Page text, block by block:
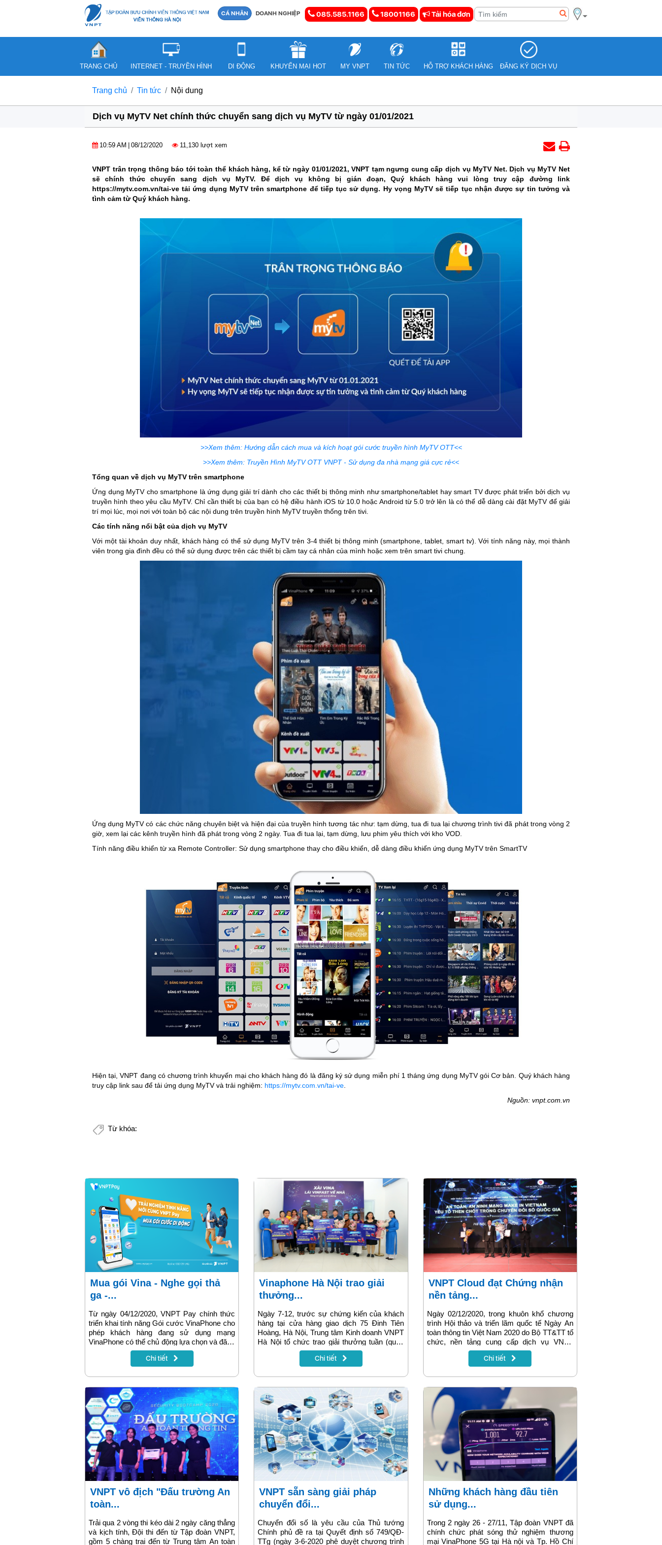
CÁ NHÂN DOANH NGHIỆP 085.585.1166 18001166 Tải hóa đơn
TRANG CHỦ INTERNET - TRUYỀN HÌNH DI ĐỘNG KHUYẾN MẠI HOT MY VNPT TIN TỨC HỖ TRỢ KHÁCH HÀNG ĐĂNG KÝ DỊCH VỤ
Trang chủ Tin tức Nội dung
Dịch vụ MyTV Net chính thức chuyển sang dịch vụ MyTV từ ngày 01/01/2021
10:59 AM 08/12/2020 11,130 lượt xem
VNPT trân trọng thông báo tới toàn thể khách hàng, kể từ ngày 01/01/2021, VNPT tạm ngưng cung cấp dịch vụ MyTV Net. Dịch vụ MyTV Net
sẽ chính thức chuyển sang dịch vụ MyTV. Để dịch vụ không bị gián đoạn, Quý khách hàng vui lòng truy cập đường link
https://mytv.com.vn/tai-ve tải ứng dụng MyTV trên smartphone để tiếp tục sử dụng. Hy vọng MyTV sẽ tiếp tục nhận được sự tin tưởng và
tình cảm từ Quý khách hàng.
>>Xem thêm: Hướng dẫn cách mua và kích hoạt gói cước truyền hình MyTV OTT<<
>>Xem thêm: Truyền Hình MyTV OTT VNPT - Sử dụng đa nhà mạng giá cực rẻ<<
Tổng quan về dịch vụ MyTV trên smartphone
Ứng dụng MyTV cho smartphone là ứng dụng giải trí dành cho các thiết bị thông minh như smartphone/tablet hay smart TV được phát triển bởi dịch vụ
truyền hình theo yêu cầu MyTV. Chỉ cần thiết bị của bạn có hệ điều hành iOS từ 10.0 hoặc Android từ 5.0 trở lên là có thể dễ dàng cài đặt MyTV để giải
trí mọi lúc, mọi nơi với toàn bộ các nội dung trên truyền hình MyTV truyền thống trên tivi.
Các tính năng nổi bật của dịch vụ MyTV
Với một tài khoản duy nhất, khách hàng có thể sử dụng MyTV trên 3-4 thiết bị thông minh (smartphone, tablet, smart tv). Với tính năng này, mọi thành
viên trong gia đình đều có thể sử dụng được trên các thiết bị cầm tay cá nhân của mình hoặc xem trên smart tivi chung.
Ứng dụng MyTV có các chức năng chuyên biệt và hiện đại của truyền hình tương tác như: tạm dừng, tua đi tua lại chương trình tivi đã phát trong vòng 2
giờ, xem lại các kênh truyền hình đã phát trong vòng 2 ngày. Tua đi tua lại, tạm dừng, lưu phim yêu thích với kho VOD.
Tính năng điều khiển từ xa Remote Controller: Sử dụng smartphone thay cho điều khiển, dễ dàng điều khiển ứng dụng MyTV trên SmartTV
Hiện tại, VNPT đang có chương trình khuyến mại cho khách hàng đó là đăng ký sử dụng miễn phí 1 tháng ứng dụng MyTV gói Cơ bản. Quý khách hàng
truy cập link sau để tải ứng dụng MyTV và trải nghiệm: https://mytv.com.vn/tai-ve
Nguồn: vnpt.com.vn
Từ khóa:
Mua gói Vina - Nghe gọi thả
ga -...
Từ ngày 04/12/2020, VNPT Pay chính thức
triển khai tính năng Gói cước VinaPhone cho
phép khách hàng đang sử dụng mạng
VinaPhone có thể chủ động lựa chọn và đăng
ký gói cước phù hợp với nhu cầu sử dụng
ngay trên ứng dụng VNPT Pay và thanh toán
Chi tiết
Vinaphone Hà Nội trao giải
thưởng...
Ngày 7-12, trước sự chứng kiến của khách
hàng tại cửa hàng giao dịch 75 Đinh Tiên
Hoàng, Hà Nội, Trung tâm Kinh doanh VNPT
Hà Nội tổ chức trao giải thưởng tuần (quay
số mở thưởng từ ngày 28-9-2020 đến 25-10-
2020) trên địa bàn Hà Nội từ chương trình
Chi tiết
VNPT Cloud đạt Chứng nhận
nền tảng...
Ngày 02/12/2020, trong khuôn khổ chương
trình Hội thảo và triển lãm quốc tế Ngày An
toàn thông tin Việt Nam 2020 do Bộ TT&TT tổ
chức, nền tảng cung cấp dịch vụ VNPT
Cloud của Tập đoàn Bưu chính Viễn thông
Việt Nam đã vinh dự được Cục An toàn
tảng điện toán đám mây đáp ứng yêu cầu an
toàn thông tin mạng phục vụ Chính phủ điện
tử/Chính quyền điện tử theo quy định của Bộ
TT&TT.
Chi tiết
VNPT vô địch "Đấu trường An
toàn...
Trải qua 2 vòng thi kéo dài 2 ngày căng thẳng
và kịch tính, Đội thi đến từ Tập đoàn VNPT,
gồm 5 chàng trai đến từ Trung tâm An toàn
VNPT sẵn sàng giải pháp
chuyển đổi...
Chuyển đổi số là yêu cầu của Thủ tướng
Chính phủ đề ra tại Quyết định số 749/QĐ-
TTg (ngày 3-6-2020 phê duyệt chương trình
Những khách hàng đầu tiên
sử dụng...
Trong 2 ngày 26 - 27/11, Tập đoàn VNPT đã
chính chức phát sóng thử nghiệm thương
mại VinaPhone 5G tại Hà nội và Tp. Hồ Chí